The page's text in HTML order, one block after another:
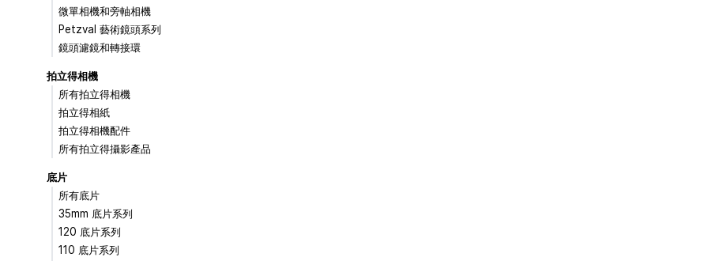
微單相機和旁軸相機
Petzval 藝術鏡頭系列
鏡頭濾鏡和轉接環
拍立得相機
所有拍立得相機
拍立得相紙
拍立得相機配件
所有拍立得攝影產品
底片
所有底片
35mm 底片系列
120 底片系列
110 底片系列